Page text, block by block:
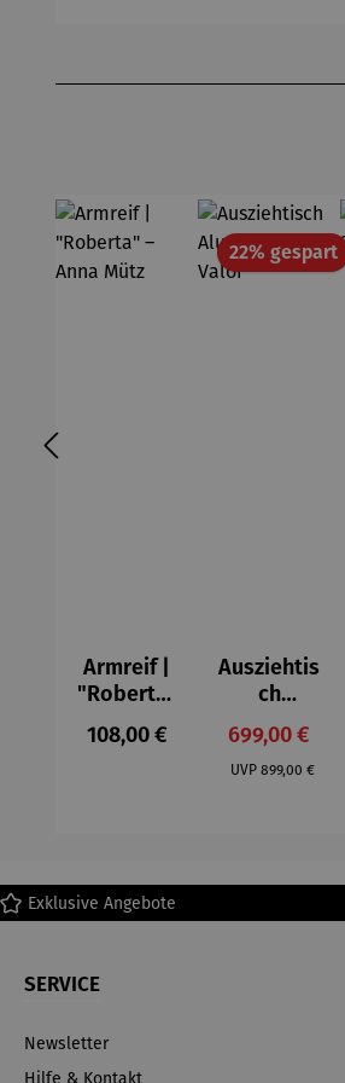
Armreif |
"Roberta"
– Anna
Mütz
Regulärer Preis:
108,00 €
22% gespart
Ausziehtis
ch
Aluminium
– Valor
699,00 €
UVP Regulärer
899,00 €
Exklusive Angebote
SERVICE
Newsletter
Hilfe & Kontakt